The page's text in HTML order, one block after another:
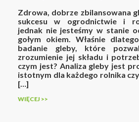
Zdrowa, dobrze zbilansowana
sukcesu w ogrodnictwie i
jednak nie jesteśmy w stanie
gołym okiem. Właśnie
badanie gleby, które
zrozumienie jej składu i
czym jest? Analiza gleby jest
istotnym dla każdego rolnika
[…]
WIĘCEJ >>